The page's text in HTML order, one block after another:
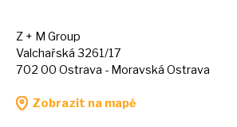
Z + M Group
Valchařská 3261/17
702 00 Ostrava - Moravská Ostrava
Zobrazit na mapě